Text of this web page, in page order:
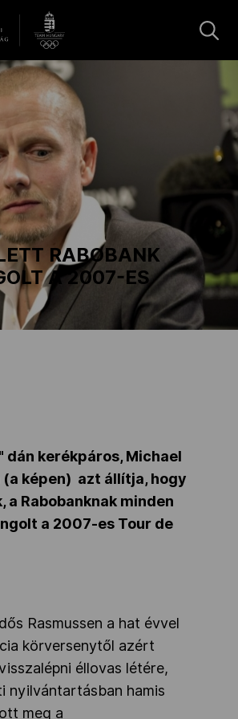
2028
program
RABOBANK
A 2007-ES
dán kerékpáros, Michael
(a képen) azt állítja, hogy
a Rabobanknak minden
a 2007-es Tour de
Rasmussen a hat évvel
körversenytől azért
éllovas létére,
nyilvántartásban hamis
meg a